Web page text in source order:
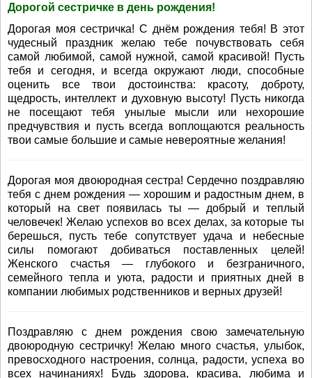
Дорогой сестричке в день рождения!
Дорогая моя сестричка! С днём рождения тебя! В этот
чудесный праздник желаю тебе почувствовать себя
самой любимой, самой нужной, самой красивой! Пусть
тебя и сегодня, и всегда окружают люди, способные
оценить все твои достоинства: красоту, доброту,
щедрость, интеллект и духовную высоту! Пусть никогда
не посещают тебя унылые мысли или нехорошие
предчувствия и пусть всегда воплощаются реальность
твои самые большие и самые невероятные желания!
Дорогая моя двоюродная сестра! Сердечно поздравляю
тебя с днем рождения — хорошим и радостным днем, в
который на свет появилась ты — добрый и теплый
человечек! Желаю успехов во всех делах, за которые ты
берешься, пусть тебе сопутствует удача и небесные
силы помогают добиваться поставленных целей!
Женского счастья — глубокого и безграничного,
семейного тепла и уюта, радости и приятных дней в
компании любимых родственников и верных друзей!
Поздравляю с днем рождения свою замечательную
двоюродную сестричку! Желаю много счастья, улыбок,
превосходного настроения, солнца, радости, успеха во
всех начинаниях! Будь здорова, красива, любима и